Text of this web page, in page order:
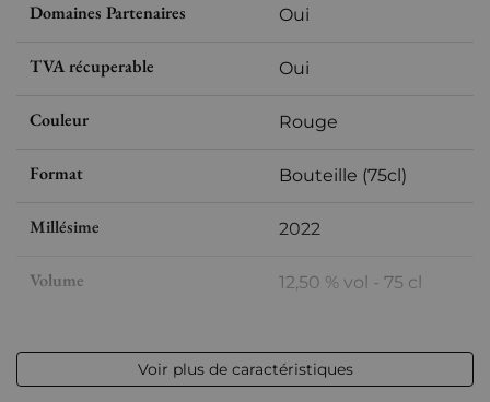
Domaines Partenaires Oui
TVA récuperable Oui
Couleur Rouge
Format Bouteille (75cl)
Millésime 2022
Volume 12,50 % vol - 75 cl
Niveau Parfait
Voir plus de caractéristiques